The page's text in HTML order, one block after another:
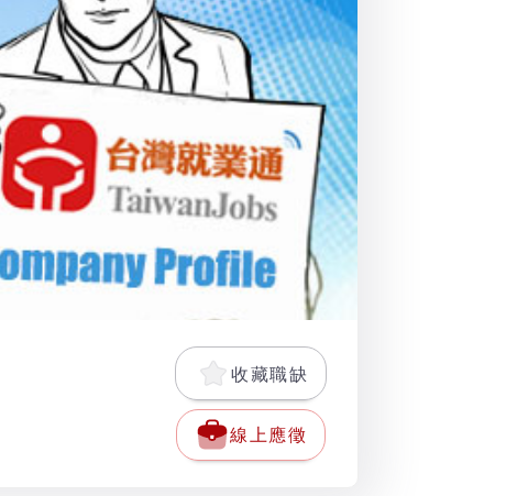
收藏職缺
線上應徵